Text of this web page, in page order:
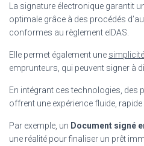
La signature électronique garantit
optimale grâce à des procédés
conformes au règlement eIDAS.
Elle permet également une
emprunteurs, qui peuvent signer à
En intégrant ces technologies, des
offrent une expérience fluide, rapide
Par exemple, un Document signé
une réalité pour finaliser un prêt